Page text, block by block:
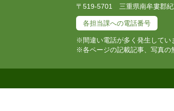
〒519-5701 三重県南牟婁郡
各担当課への電話番号
※間違い電話が多く発生してい
※各ページの記載記事、写真の